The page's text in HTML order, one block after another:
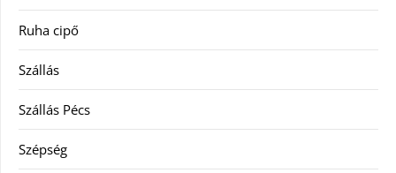
Ruha cipő
Szállás
Szállás Pécs
Szépség